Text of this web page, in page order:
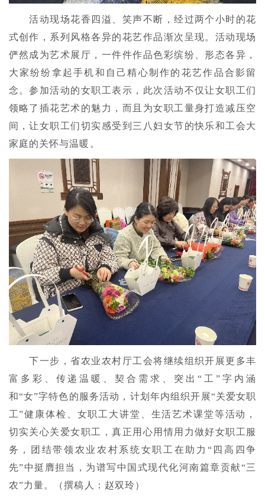
活动现场花香四溢、笑声不断，经过两个小时的花
式创作，系列风格各异的花艺作品渐次呈现。活动现场
俨然成为艺术展厅，一件件作品色彩缤纷、形态各异，
大家纷纷拿起手机和自己精心制作的花艺作品合影留
念。参加活动的女职工表示，此次活动不仅让女职工们
领略了插花艺术的魅力，而且为女职工量身打造减压空
间，让女职工们切实感受到三八妇女节的快乐和工会大
家庭的关怀与温暖。
下一步，省农业农村厅工会将继续组织开展更多丰
富多彩、传递温暖、契合需求、突出“工”字内涵
和“女”字特色的服务活动，计划年内组织开展“关爱女职
工”健康体检、女职工大讲堂、生活艺术课堂等活动，
切实关心关爱女职工，真正用心用情用力做好女职工服
务，团结带领农业农村系统女职工在助力“四高四争
先”中挺膺担当，为谱写中国式现代化河南篇章贡献“三
农”力量。（撰稿人：赵双玲）